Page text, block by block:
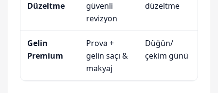
Düzeltme
güvenli
revizyon
düzeltme
Gelin
Premium
Prova +
gelin saçı &
makyaj
Düğün/
çekim günü